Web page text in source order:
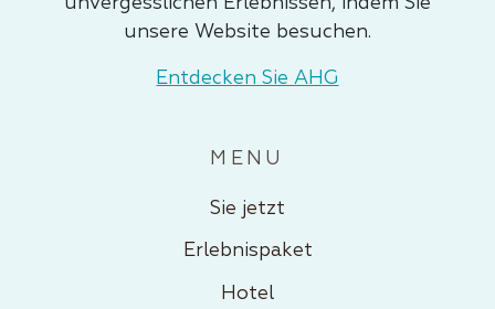
unsere Website besuchen.
Entdecken Sie AHG
MENU
Sie jetzt
Erlebnispaket
Hotel